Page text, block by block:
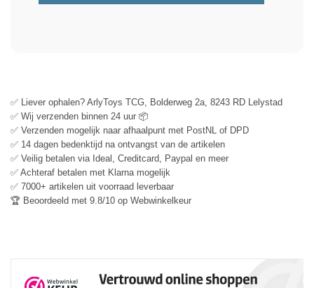
✅ Liever ophalen? ArlyToys TCG, Bolderweg 2a, 8243 RD Lelystad
✅ Wij verzenden binnen 24 uur 📦
✅ Verzenden mogelijk naar afhaalpunt met PostNL of DPD
✅ 14 dagen bedenktijd na ontvangst van de artikelen
✅ Veilig betalen via Ideal, Creditcard, Paypal en meer
✅ Achteraf betalen met Klarna mogelijk
✅ 7000+ artikelen uit voorraad leverbaar
🏆 Beoordeeld met 9.8/10 op Webwinkelkeur